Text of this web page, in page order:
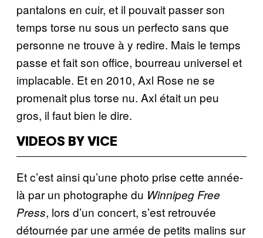
pantalons en cuir, et il pouvait passer son
temps torse nu sous un perfecto sans que
personne ne trouve à y redire. Mais le temps
passe et fait son office, bourreau universel et
implacable. Et en 2010, Axl Rose ne se
promenait plus torse nu. Axl était un peu
gros, il faut bien le dire.
VIDEOS BY VICE
Et c’est ainsi qu’une photo prise cette année-
là par un photographe du Winnipeg Free
Press, lors d’un concert, s’est retrouvée
détournée par une armée de petits malins sur